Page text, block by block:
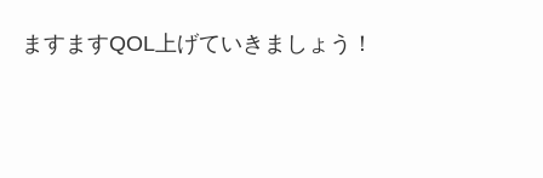
ますますQOL上げていきましょう！